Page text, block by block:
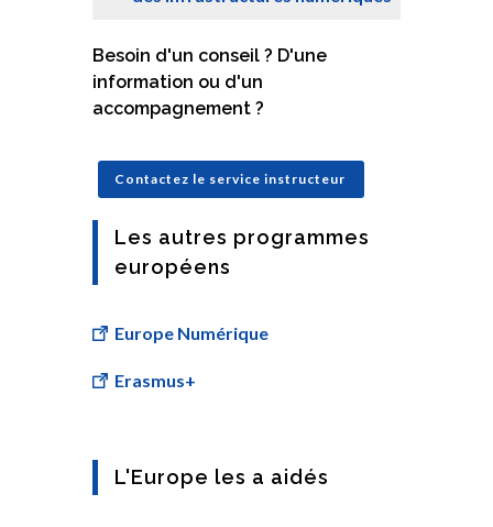
Besoin d'un conseil ? D'une
information ou d'un
accompagnement ?
Contactez le service instructeur
Les autres programmes
européens
Europe Numérique
Erasmus+
L'Europe les a aidés